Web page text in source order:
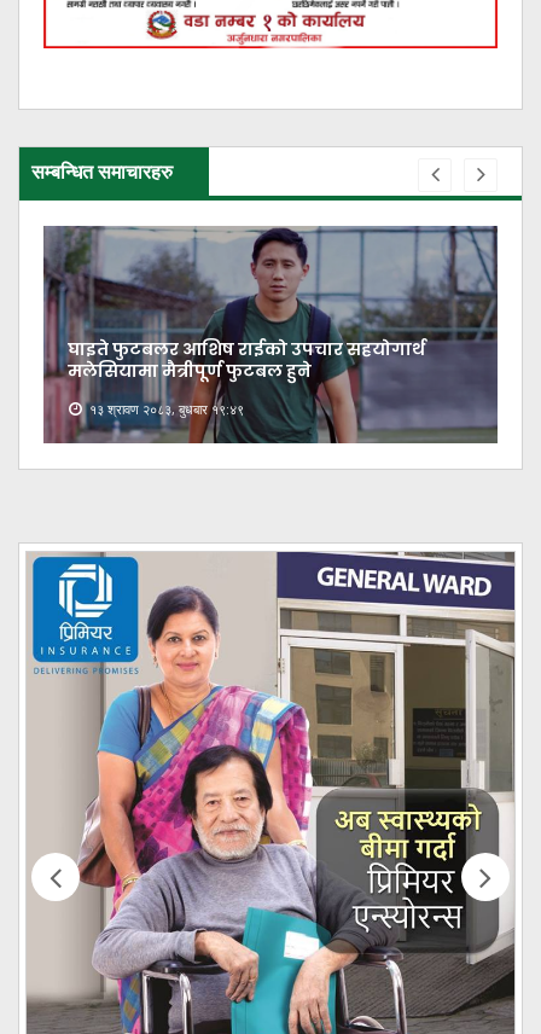
सम्बन्धित समाचारहरु
घाइते फुटबलर आशिष राईको उपचार सहयोगार्थ
मलेसियामा मैत्रीपूर्ण फुटबल हुने
१३ श्रावण २०८३, बुधबार १९:४९